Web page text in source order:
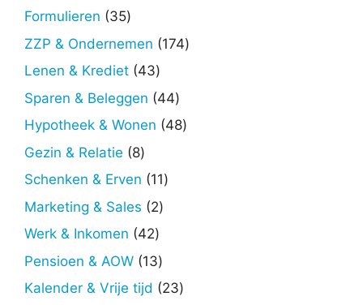
producten
Formulieren 3535
producten
ZZP & Ondernemen 174174
Lenen & Krediet 4343
producten
Sparen & Beleggen 4444
producten
Hypotheek & Wonen 4848
Gezin & Relatie 88
producten
Schenken & Erven 1111
Marketing & Sales 22
Werk & Inkomen 4242
producten
Pensioen & AOW 1313
producten
Kalender & Vrije tijd 2323